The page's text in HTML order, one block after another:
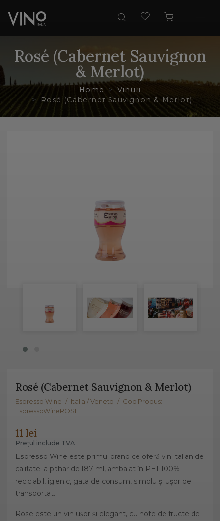
Rosé (Cabernet Sauvignon
& Merlot)
Home
Vinuri
Rosé (Cabernet Sauvignon & Merlot)
Rosé (Cabernet Sauvignon & Merlot)
Espresso Wine / Italia / Veneto / Cod Produs:
EspressoWineROSE
11 lei
Prețul include TVA
Espresso Wine este primul brand ce oferă vin italian de
calitate la pahar de 187 ml, ambalat în PET 100%
reciclabil, igienic, gata de consum, simplu și ușor de
transportat.
Rose este un vin ușor și elegant, cu note de fructe de